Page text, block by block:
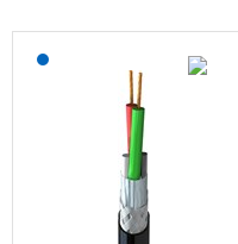
Lagerført: NEK Kabel